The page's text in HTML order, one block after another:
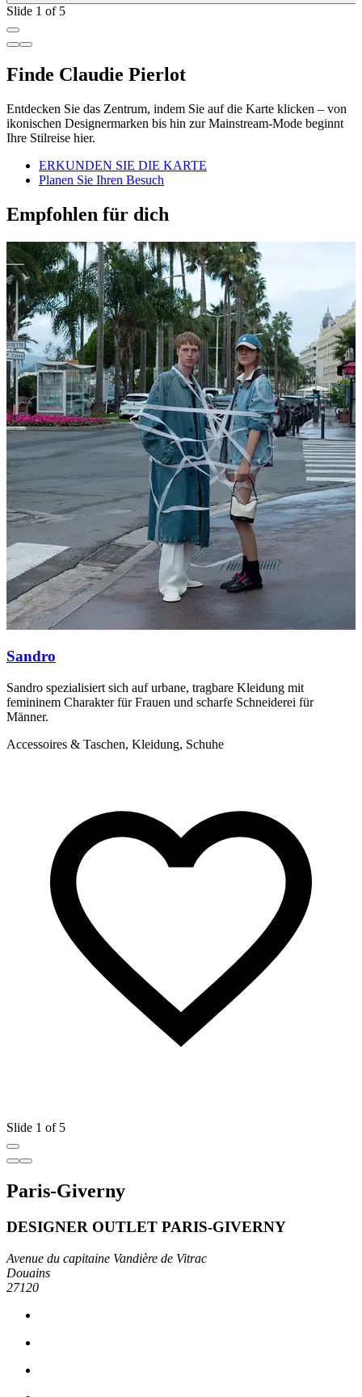
Slide 1 of 5
Finde Claudie Pierlot
Entdecken Sie das Zentrum, indem Sie auf die Karte klicken – von
ikonischen Designermarken bis hin zur Mainstream-Mode beginnt
Ihre Stilreise hier.
ERKUNDEN SIE DIE KARTE
Planen Sie Ihren Besuch
Empfohlen für dich
Sandro
Sandro spezialisiert sich auf urbane, tragbare Kleidung mit
femininem Charakter für Frauen und scharfe Schneiderei für
Männer.
Accessoires & Taschen, Kleidung, Schuhe
Slide 1 of 5
Paris-Giverny
DESIGNER OUTLET PARIS-GIVERNY
Avenue du capitaine Vandière de Vitrac
Douains
27120